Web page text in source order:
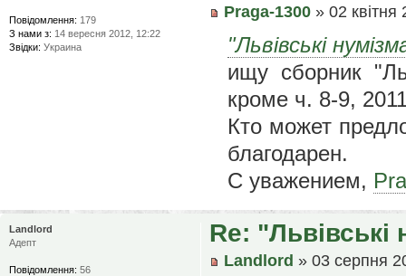
Praga-1300» 02 квітня
"Львівські
ищу сборник
кроме ч. 8-9,
Кто может
благодарен.
С уважением,
Повідомлення: 179
З нами з: 14 вересня 2012, 12:22
Звідки: Украина
Re: "Львівські
Landlord » 03 серпня
Landlord
Адепт
Повідомлення: 56